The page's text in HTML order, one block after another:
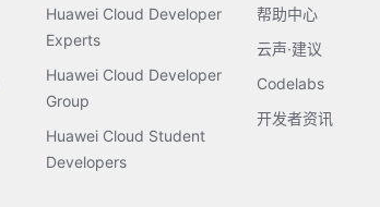
Huawei Cloud Developer
Experts
Huawei Cloud Developer
Group
Huawei Cloud Student
Developers
帮助中心
云声·建议
Codelabs
开发者资讯